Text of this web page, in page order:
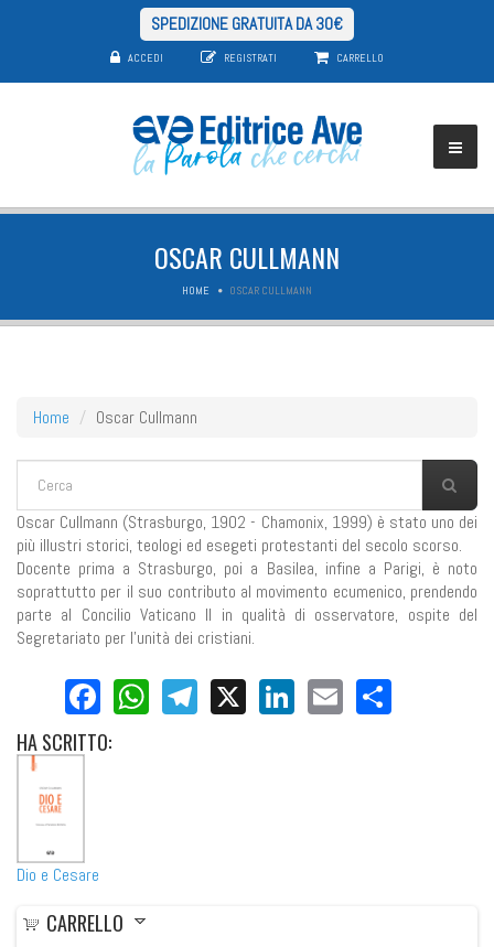
SPEDIZIONE GRATUITA DA 30€
ACCEDI REGISTRATI CARRELLO
OSCAR CULLMANN
HOME OSCAR CULLMANN
Home Oscar Cullmann
FORM DI RICERCA
Oscar Cullmann (Strasburgo, 1902 - Chamonix, 1999) è stato uno dei
più illustri storici, teologi ed esegeti protestanti del secolo scorso.
Docente prima a Strasburgo, poi a Basilea, infine a Parigi, è noto
soprattutto per il suo contributo al movimento ecumenico, prendendo
parte al Concilio Vaticano II in qualità di osservatore, ospite del
Segretariato per l'unità dei cristiani.
Facebook
WhatsApp
Telegram
X LinkedIn
Email
HASCRITTO:
Dio e Cesare
CARRELLO